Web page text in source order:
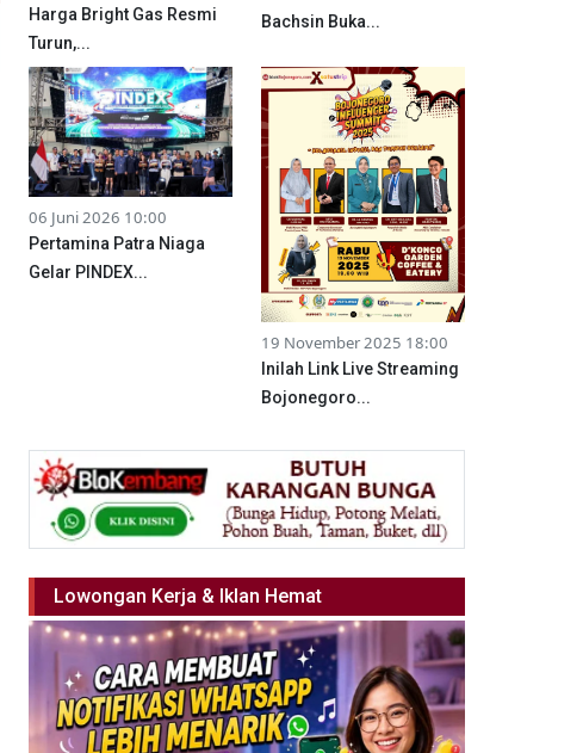
Harga Bright Gas Resmi
Turun,...
Bachsin Buka...
06 Juni 2026 10:00
Pertamina Patra Niaga
Gelar PINDEX...
19 November 2025 18:00
Inilah Link Live Streaming
Bojonegoro...
Lowongan Kerja & Iklan Hemat